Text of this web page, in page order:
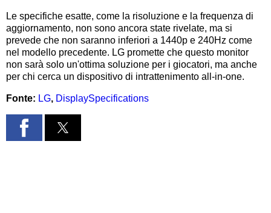
Le specifiche esatte, come la risoluzione e la frequenza di
aggiornamento, non sono ancora state rivelate, ma si
prevede che non saranno inferiori a 1440p e 240Hz come
nel modello precedente. LG promette che questo monitor
non sarà solo un'ottima soluzione per i giocatori, ma anche
per chi cerca un dispositivo di intrattenimento all-in-one.
Fonte: LG, DisplaySpecifications